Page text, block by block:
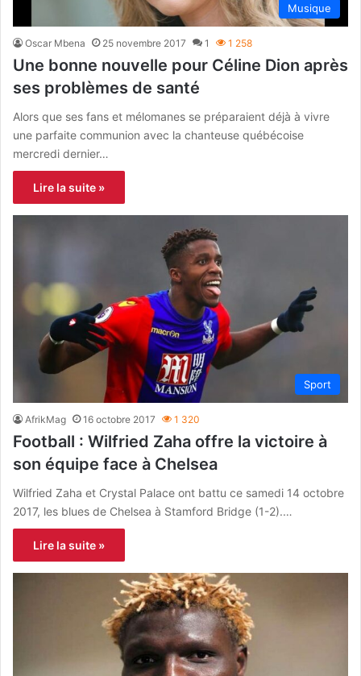
Musique
Oscar Mbena 25 novembre 2017 1 1 258
Une bonne nouvelle pour Céline Dion après
ses problèmes de santé
Alors que ses fans et mélomanes se préparaient déjà à vivre
une parfaite communion avec la chanteuse québécoise
mercredi dernier…
Lire la suite »
Sport
AfrikMag 16 octobre 2017 1 320
Football : Wilfried Zaha offre la victoire à
son équipe face à Chelsea
Wilfried Zaha et Crystal Palace ont battu ce samedi 14 octobre
2017, les blues de Chelsea à Stamford Bridge (1-2).…
Lire la suite »